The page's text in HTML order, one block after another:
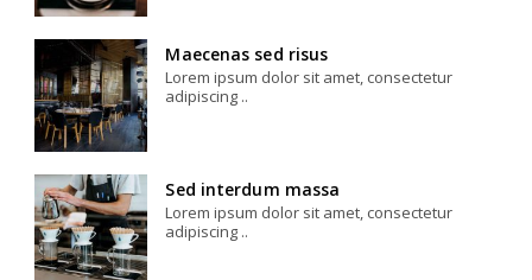
Maecenas sed risus
Lorem ipsum dolor sit amet, consectetur
adipiscing ..
Sed interdum massa
Lorem ipsum dolor sit amet, consectetur
adipiscing ..